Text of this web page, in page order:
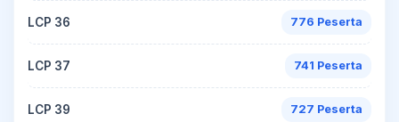
LCP 36 776 Peserta
LCP 37 741 Peserta
LCP 39 727 Peserta